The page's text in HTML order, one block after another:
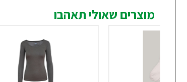
מוצרים שאולי תאהבו